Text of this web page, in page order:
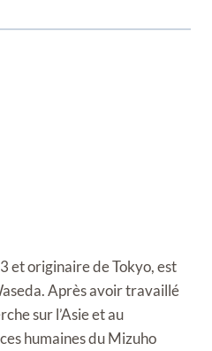
et originaire de Tokyo, est
Après avoir travaillé
sur l’Asie et au
humaines du Mizuho